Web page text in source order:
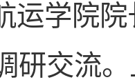
运学院
研交流